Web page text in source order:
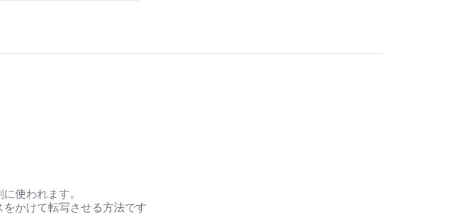
＿＿＿＿＿＿＿＿＿＿＿＿＿＿＿＿＿＿＿＿＿＿
使われます。
かけて転写させる方法です